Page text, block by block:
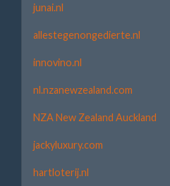
junai.nl
allestegenongedierte.nl
innovino.nl
nl.nzanewzealand.com
NZA New Zealand Auckland
jackyluxury.com
hartloterij.nl